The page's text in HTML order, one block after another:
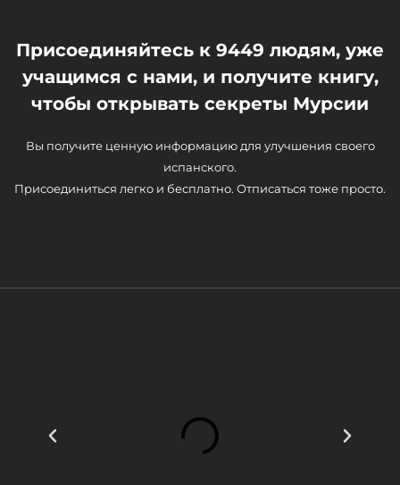
Присоединяйтесь к 9449 людям, уже
учащимся с нами, и получите книгу,
чтобы открывать секреты Мурсии
Вы получите ценную информацию для улучшения своего
испанского.
Присоединиться легко и бесплатно. Отписаться тоже просто.